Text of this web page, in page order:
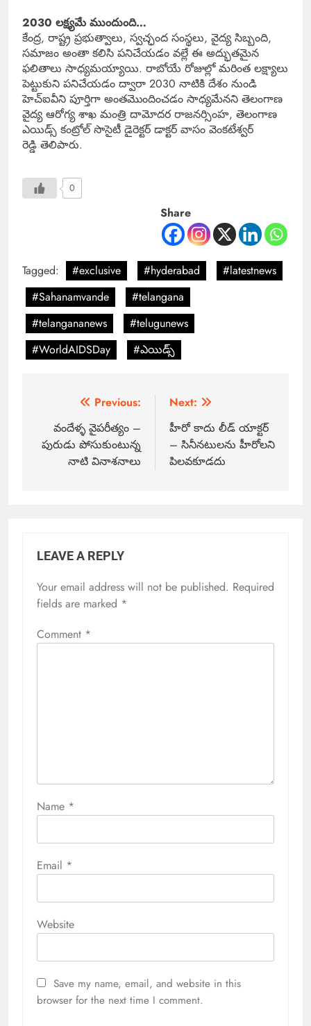
2030 లక్ష్యమే ముందుంది…
కేంద్ర, రాష్ట్ర ప్రభుత్వాలు, స్వచ్ఛంద సంస్థలు, వైద్య సిబ్బంది,
సమాజం అంతా కలిసి పనిచేయడం వల్లే ఈ అద్భుతమైన
ఫలితాలు సాధ్యమయ్యాయి. రాబోయే రోజుల్లో మరింత లక్ష్యాలు
పెట్టుకుని పనిచేయడం ద్వారా 2030 నాటికి దేశం నుండి
హెచ్‌ఐవీని పూర్తిగా అంతమొందించడం సాధ్యమేనని తెలంగాణ
వైద్య ఆరోగ్య శాఖ మంత్రి దామోదర రాజనర్సింహ, తెలంగాణ
ఎయిడ్స్ కంట్రోల్ సొసైటీ డైరెక్టర్ డాక్టర్ వాసం వెంకటేశ్వర్
రెడ్డి తెలిపారు.
0
Share
Tagged: #exclusive #hyderabad
#latestnews
#Sahanamvande
#telangana
#telangananews
#telugunews
#WorldAIDSDay
#ఎయిడ్స్‌
Previous:
వందేళ్ళ వైపరీత్యం –
పురుడు పోసుకుంటున్న
నాటి వినాశనాలు
Next:
హీరో కాదు లీడ్ యాక్టర్
– సినీనటులను హీరోలని
పిలవకూడదు
LEAVE A REPLY
Your email address will not be published. Required
fields are marked *
Comment *
Name *
Email *
Website
Save my name, email, and website in this
browser for the next time I comment.